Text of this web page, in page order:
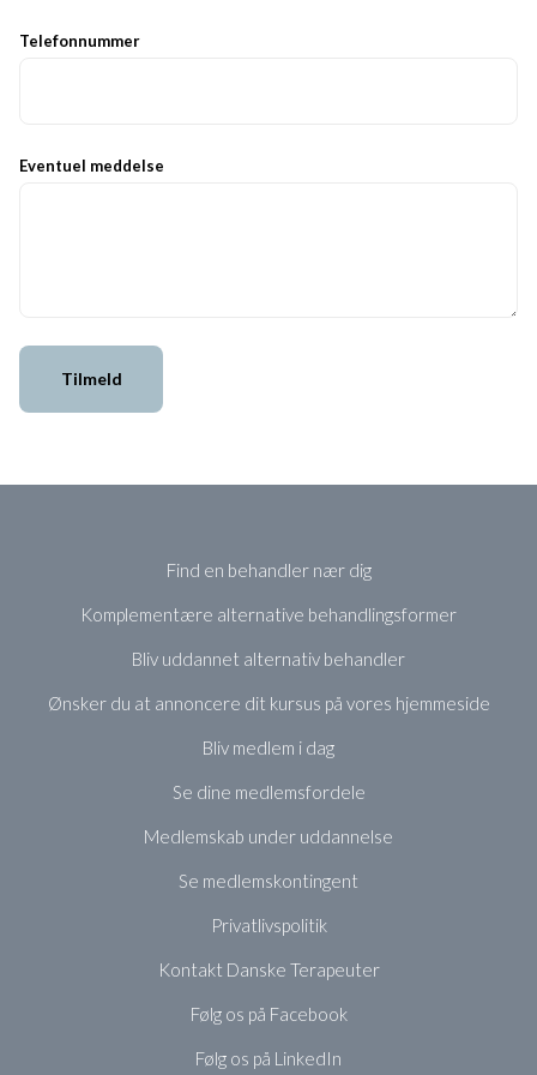
Telefonnummer
Eventuel meddelse
Tilmeld
Find en behandler nær dig
Komplementære alternative behandlingsformer
Bliv uddannet alternativ behandler
Ønsker du at annoncere dit kursus på vores hjemmeside
Bliv medlem i dag
Se dine medlemsfordele
Medlemskab under uddannelse
Se medlemskontingent
Privatlivspolitik
Kontakt Danske Terapeuter
Følg os på Facebook
Følg os på LinkedIn